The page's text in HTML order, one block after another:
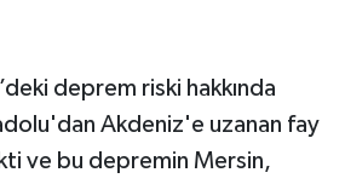
deprem riski hakkında
Akdeniz'e uzanan fay
ve bu depremin Mersin,